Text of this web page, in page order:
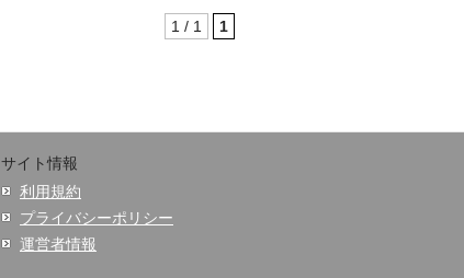
1 / 1 1
サイト情報
利用規約
プライバシーポリシー
運営者情報